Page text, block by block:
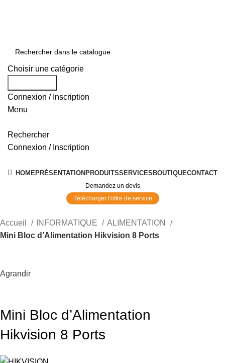
Choisir une catégorie
Connexion / Inscription
Menu
Rechercher
Connexion / Inscription
HOMEPRÉSENTATIONPRODUITSSERVICESBOUTIQUECONTACT
Demandez un devis
Télécharger l'offre de service
Accueil INFORMATIQUE
ALIMENTATION
Mini Bloc d’Alimentation Hikvision 8 Ports
Agrandir
Mini Bloc d’Alimentation
Hikvision 8 Ports